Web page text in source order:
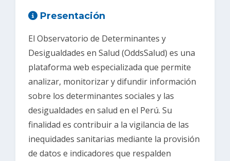
Presentación
El Observatorio de Determinantes y
Desigualdades en Salud (OddsSalud) es una
plataforma web especializada que permite
analizar, monitorizar y difundir información
sobre los determinantes sociales y las
desigualdades en salud en el Perú. Su
finalidad es contribuir a la vigilancia de las
inequidades sanitarias mediante la provisión
de datos e indicadores que respalden